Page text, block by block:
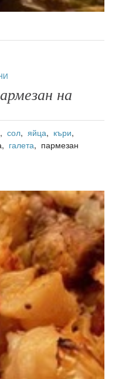
на
, сол, яйца, къри,
галета, пармезан